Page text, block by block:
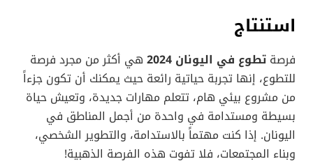
استنتاج
فرصة تطوع في اليونان 2024
هي أكثر من مجرد فرصة
للتطوع، إنها تجربة حياتية رائعة حيث يمكنك أن تكون جزءاً
من مشروع بيئي هام، تتعلم مهارات جديدة، وتعيش حياة
بسيطة ومستدامة في واحدة من أجمل المناطق في
اليونان. إذا كنت مهتماً بالاستدامة، والتطوير الشخصي،
وبناء المجتمعات، فلا تفوت هذه الفرصة الذهبية!